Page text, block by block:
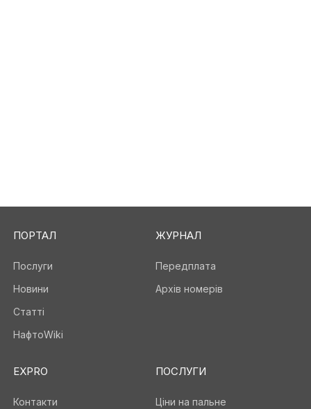
ПОРТАЛ
Послуги
Новини
Статті
НафтоWiki
ЖУРНАЛ
Передплата
Архів номерів
EXPRO
Контакти
ПОСЛУГИ
Ціни на пальне